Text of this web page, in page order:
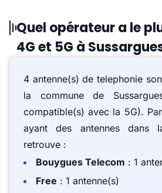
Quel opérateur a le
4G et 5G à
4 antenne(s) de telephonie
la commune de
compatible(s) avec la 5G).
ayant des antennes dans
retrouve :
Bouygues Telecom : 1
Free : 1 antenne(s)